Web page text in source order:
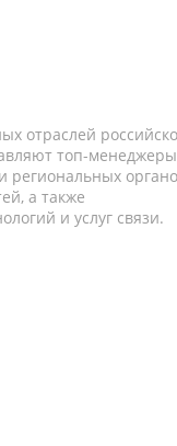
отраслей
топ-
региональных
а также
и услуг связи.